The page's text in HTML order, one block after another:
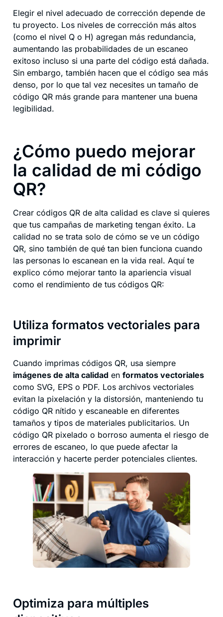
Elegir el nivel adecuado de corrección depende de
tu proyecto. Los niveles de corrección más altos
(como el nivel Q o H) agregan más redundancia,
aumentando las probabilidades de un escaneo
exitoso incluso si una parte del código está dañada.
Sin embargo, también hacen que el código sea más
denso, por lo que tal vez necesites un tamaño de
código QR más grande para mantener una buena
legibilidad.
¿Cómo puedo mejorar
la calidad de mi código
QR?
Crear códigos QR de alta calidad es clave si quieres
que tus campañas de marketing tengan éxito. La
calidad no se trata solo de cómo se ve un código
QR, sino también de qué tan bien funciona cuando
las personas lo escanean en la vida real. Aquí te
explico cómo mejorar tanto la apariencia visual
como el rendimiento de tus códigos QR:
Utiliza formatos vectoriales para
imprimir
Cuando imprimas códigos QR, usa siempre
imágenes de alta calidad en formatos vectoriales
como SVG, EPS o PDF. Los archivos vectoriales
evitan la pixelación y la distorsión, manteniendo tu
código QR nítido y escaneable en diferentes
tamaños y tipos de materiales publicitarios. Un
código QR pixelado o borroso aumenta el riesgo de
errores de escaneo, lo que puede afectar la
interacción y hacerte perder potenciales clientes.
Optimiza para múltiples